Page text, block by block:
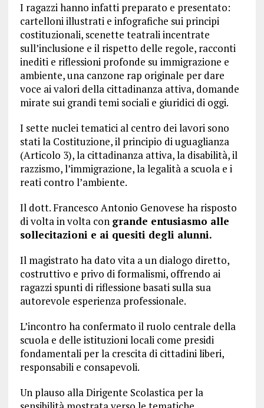
I ragazzi hanno infatti preparato e presentato:
cartelloni illustrati e infografiche sui principi
costituzionali, scenette teatrali incentrate
sull’inclusione e il rispetto delle regole, racconti
inediti e riflessioni profonde su immigrazione e
ambiente, una canzone rap originale per dare
voce ai valori della cittadinanza attiva, domande
mirate sui grandi temi sociali e giuridici di oggi.
I sette nuclei tematici al centro dei lavori sono
stati la Costituzione, il principio di uguaglianza
(Articolo 3), la cittadinanza attiva, la disabilità, il
razzismo, l’immigrazione, la legalità a scuola e i
reati contro l’ambiente.
Il dott. Francesco Antonio Genovese ha risposto
di volta in volta con grande entusiasmo alle
sollecitazioni e ai quesiti degli alunni.
Il magistrato ha dato vita a un dialogo diretto,
costruttivo e privo di formalismi, offrendo ai
ragazzi spunti di riflessione basati sulla sua
autorevole esperienza professionale.
L’incontro ha confermato il ruolo centrale della
scuola e delle istituzioni locali come presidi
fondamentali per la crescita di cittadini liberi,
responsabili e consapevoli.
Un plauso alla Dirigente Scolastica per la